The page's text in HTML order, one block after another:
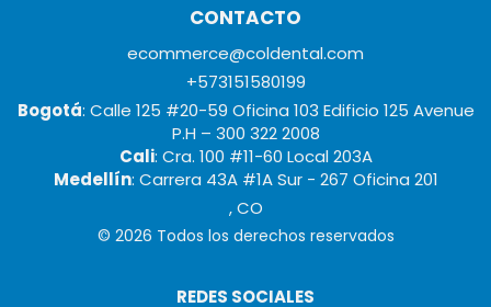
CONTACTO
ecommerce@coldental.com
+573151580199
Bogotá: Calle 125 #20-59 Oficina 103 Edificio 125 Avenue
P.H – 300 322 2008
Cali: Cra. 100 #11-60 Local 203A
Medellín: Carrera 43A #1A Sur - 267 Oficina 201
, CO
© 2026 Todos los derechos reservados
REDES SOCIALES